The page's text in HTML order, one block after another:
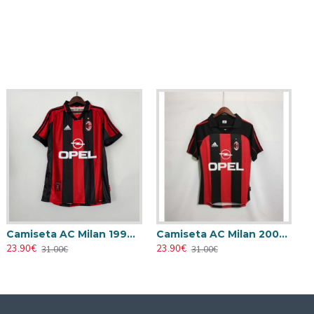
Camiseta AC Milan 1998/1999 Local Retro
23.90€ 31.00€
Camiseta AC Milan 2000/2001 Local Retro
23.90€ 31.00€